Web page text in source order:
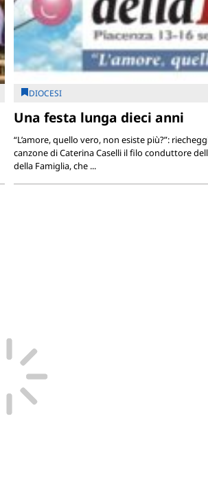
DIOCESI
Una festa lunga dieci anni
“L’amore, quello vero, non esiste più?”:
canzone di Caterina Caselli il filo conduttore
della Famiglia, che ...